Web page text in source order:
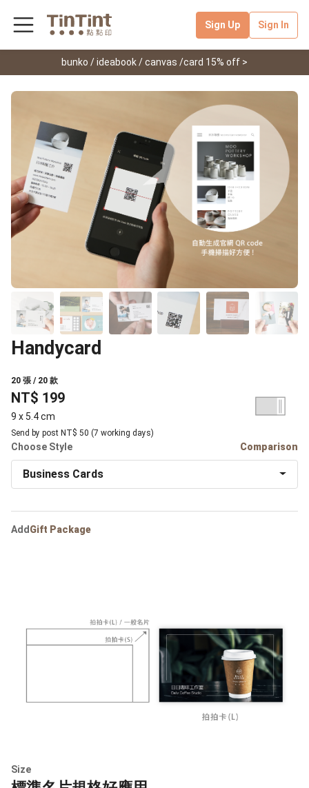
Sign Up Sign In
bunko / ideabook / canvas /card 15% off >
Handycard
20 張 / 20 款
NT$ 199
9 x 5.4 cm
Send by post NT$ 50 (7 working days)
Choose Style Comparison
Business Cards
AddGift Package
Size